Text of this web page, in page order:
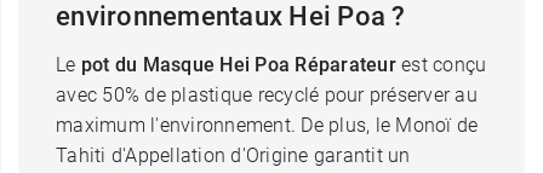
environnementaux Hei Poa ?
Le pot du Masque Hei Poa Réparateurest conçu
avec 50% de plastique recyclé pour préserver au
maximum l'environnement. De plus, le Monoï de
Tahiti d'Appellation d'Origine garantit un